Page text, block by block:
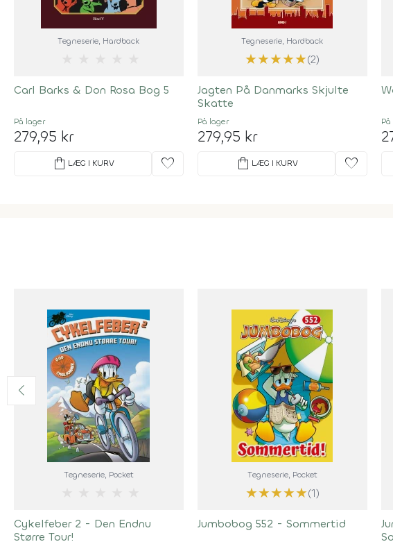
Tegneserie, Hardback
Carl Barks & Don Rosa Bog 5
På lager
279,95 kr
shopping_bag LÆG I KURV favorite
Tegneserie, Hardback
★★★★★(2)
Jagten På Danmarks Skjulte
Skatte
På lager
279,95 kr
shopping_bag LÆG I KURV favorite
Tegneserie, Pocket
Cykelfeber 2 - Den Endnu
Større Tour!
Tegneserie, Pocket
★★★★★(1)
Jumbobog 552 - Sommertid